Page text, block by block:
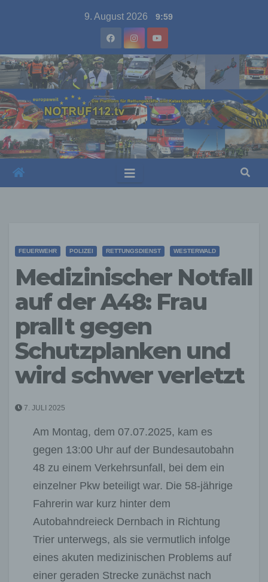
9. August 2026 9:59
FEUERWEHR POLIZEI RETTUNGSDIENST WESTERWALD
Medizinischer Notfall
auf der A48: Frau
prallt gegen
Schutzplanken und
wird schwer verletzt
7. JULI 2025
Am Montag, dem 07.07.2025, kam es
gegen 13:00 Uhr auf der Bundesautobahn
48 zu einem Verkehrsunfall, bei dem ein
einzelner Pkw beteiligt war. Die 58-jährige
Fahrerin war kurz hinter dem
Autobahndreieck Dernbach in Richtung
Trier unterwegs, als sie vermutlich infolge
eines akuten medizinischen Problems auf
einer geraden Strecke zunächst nach